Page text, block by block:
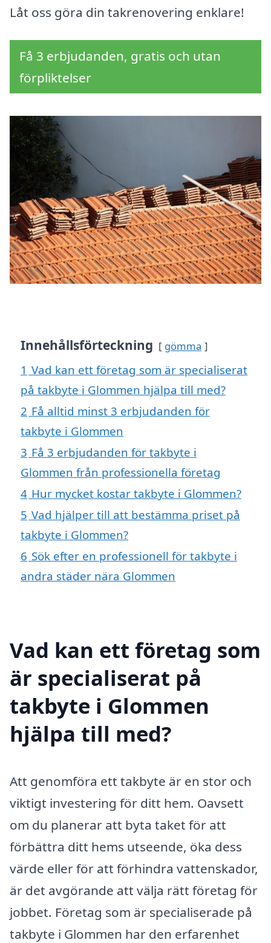
Låt oss göra din takrenovering enklare!
Få 3 erbjudanden, gratis och utan
förpliktelser
Innehållsförteckning gömma
1 Vad kan ett företag som är specialiserat
på takbyte i Glommen hjälpa till med?
2 Få alltid minst 3 erbjudanden för
takbyte i Glommen
3 Få 3 erbjudanden för takbyte i
Glommen från professionella företag
4 Hur mycket kostar takbyte i Glommen?
5 Vad hjälper till att bestämma priset på
takbyte i Glommen?
6 Sök efter en professionell för takbyte i
andra städer nära Glommen
Vad kan ett företag som
är specialiserat på
takbyte i Glommen
hjälpa till med?
Att genomföra ett takbyte är en stor och
viktigt investering för ditt hem. Oavsett
om du planerar att byta taket för att
förbättra ditt hems utseende, öka dess
värde eller för att förhindra vattenskador,
är det avgörande att välja rätt företag för
jobbet. Företag som är specialiserade på
takbyte i Glommen har den erfarenhet